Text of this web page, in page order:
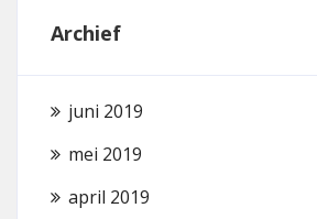
Archief
juni 2019
mei 2019
april 2019